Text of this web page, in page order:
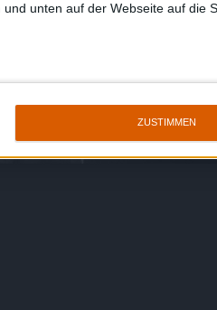
unten auf der Webseite auf die
ZUSTIMMEN